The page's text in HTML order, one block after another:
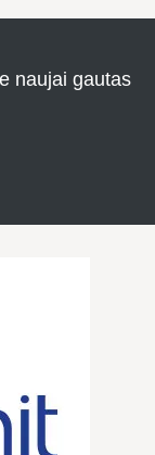
naujai gautas